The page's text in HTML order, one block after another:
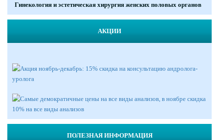
Гинекология и эстетическая хирургия женских половых органов
АКЦИИ
ПОЛЕЗНАЯ ИНФОРМАЦИЯ